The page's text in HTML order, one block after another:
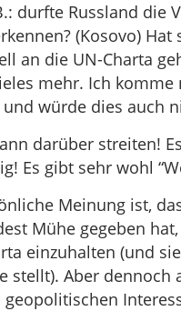
durfte Russland die
(Kosovo) Hat
an die UN-Charta
mehr. Ich komme
würde dies auch
darüber streiten!
Es gibt sehr wohl
Meinung ist,
Mühe gegeben
einzuhalten (und
stellt). Aber dennoch